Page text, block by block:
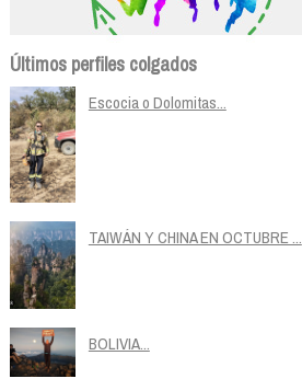
Últimos perfiles colgados
Escocia o Dolomitas...
TAIWÁN Y CHINA EN OCTUBRE ...
BOLIVIA...